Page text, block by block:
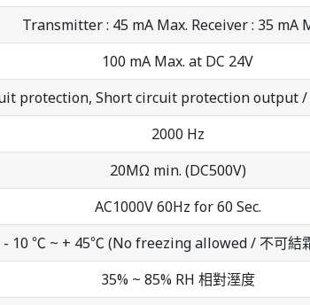
Transmitter : 45 mA Max. Receiver : 35 mA
100 mA Max. at DC 24V
protection, Short circuit protection output /
2000 Hz
20MΩ min. (DC500V)
AC1000V 60Hz for 60 Sec.
- 10 ℃ ~ + 45℃ (No freezing allowed / 不可結
35% ~ 85% RH 相對溼度